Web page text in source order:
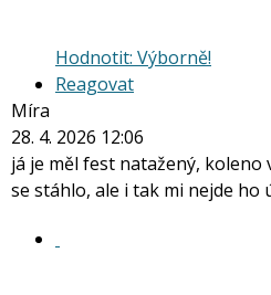
Hodnotit: Výborně!
Reagovat
Míra
28. 4. 2026 12:06
já je měl fest natažený,
se stáhlo, ale i tak mi nejde ho